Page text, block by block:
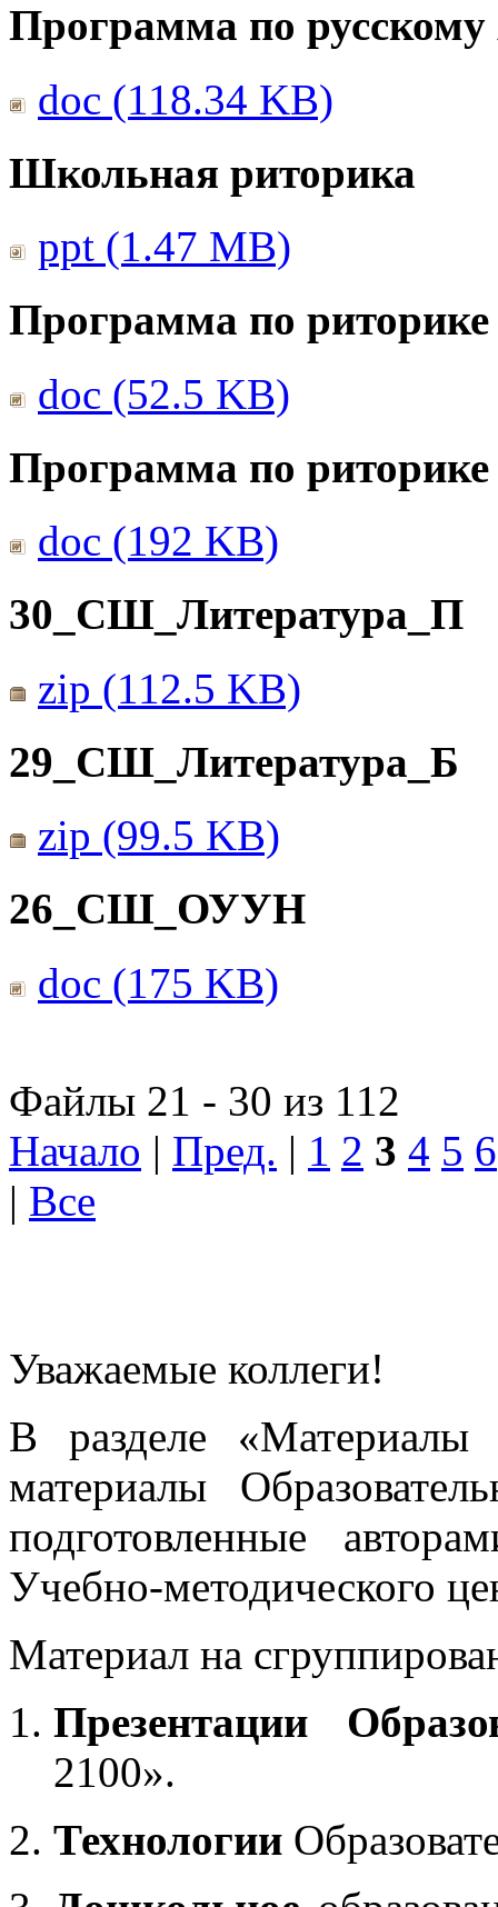
Программа по русскому
doc (118.34 KB)
Школьная риторика
ppt (1.47 MB)
Программа по риторике
doc (52.5 KB)
Программа по риторике
doc (192 KB)
30_СШ_Литература_П
zip (112.5 KB)
29_СШ_Литература_Б
zip (99.5 KB)
26_СШ_ОУУН
doc (175 KB)
Файлы 21 - 30 из 112
Начало | Пред. | 1 2 3 4 5 6
| Все
Уважаемые коллеги!
В разделе «Материалы
материалы
подготовленные
Учебно-методического
Материал на
Презентации
2100».
Технологии